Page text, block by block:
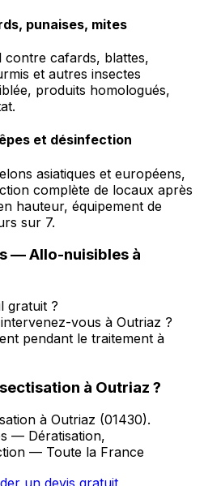
punaises, mites
contre cafards, blattes,
et autres insectes
produits homologués,
et désinfection
asiatiques et européens,
complète de locaux après
hauteur, équipement de
sur 7.
—Allo-nuisibles à
gratuit ?
vous à Outriaz ?
pendant le traitement à
à Outriaz ?
à Outriaz (01430).
— Dératisation,
— Toute la France